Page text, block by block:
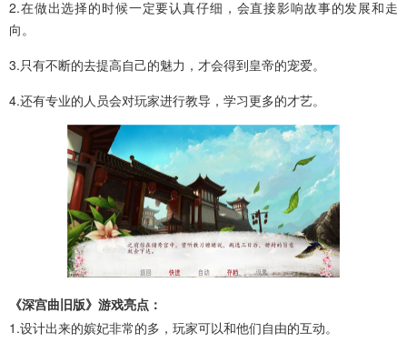
2.在做出选择的时候一定要认真仔细，会直接影响故事的发展和走
向。
3.只有不断的去提高自己的魅力，才会得到皇帝的宠爱。
4.还有专业的人员会对玩家进行教导，学习更多的才艺。
《深宫曲旧版》游戏亮点：
1.设计出来的嫔妃非常的多，玩家可以和他们自由的互动。